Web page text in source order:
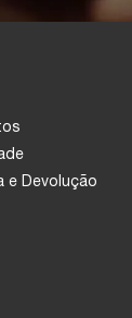
e Devolução